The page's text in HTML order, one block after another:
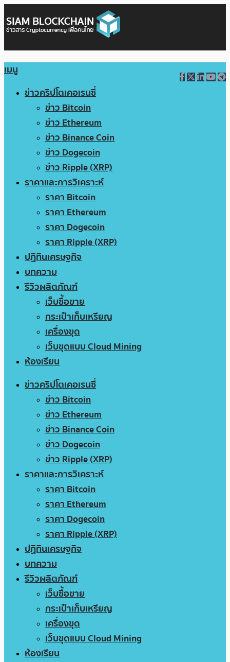
เมนู
ข่าวคริปโตเคอเรนซี่
ข่าว Bitcoin
ข่าว Ethereum
ข่าว Binance Coin
ข่าว Dogecoin
ข่าว Ripple (XRP)
ราคาและการวิเคราะห์
ราคา Bitcoin
ราคา Ethereum
ราคา Dogecoin
ราคา Ripple (XRP)
ปฏิทินเศรษฐกิจ
บทความ
รีวิวผลิตภัณฑ์
เว็บซื้อขาย
กระเป๋าเก็บเหรียญ
เครื่องขุด
เว็บขุดแบบ Cloud Mining
ห้องเรียน
ข่าวคริปโตเคอเรนซี่
ข่าว Bitcoin
ข่าว Ethereum
ข่าว Binance Coin
ข่าว Dogecoin
ข่าว Ripple (XRP)
ราคาและการวิเคราะห์
ราคา Bitcoin
ราคา Ethereum
ราคา Dogecoin
ราคา Ripple (XRP)
ปฏิทินเศรษฐกิจ
บทความ
รีวิวผลิตภัณฑ์
เว็บซื้อขาย
กระเป๋าเก็บเหรียญ
เครื่องขุด
เว็บขุดแบบ Cloud Mining
ห้องเรียน